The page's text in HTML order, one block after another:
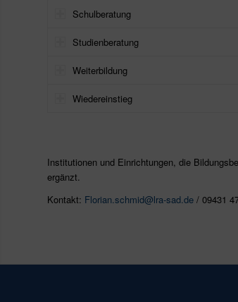
Schulberatung
Studienberatung
Weiterbildung
Wiedereinstieg
Institutionen und Einrichtungen, die
ergänzt.
Kontakt: Florian.schmid@lra-sad.de / 09431